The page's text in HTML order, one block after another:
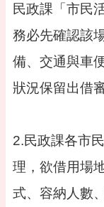
資
訊
機
關
通
相
資
料
民政課「市民
務必先確認該
備、交通與車
狀況保留出借
2.民政課各市
理，欲借用場
式、容納人數